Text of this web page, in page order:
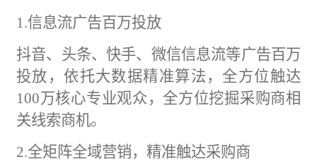
1.信息流广告百万投放
抖音、头条、快手、微信信息流等广告百万
投放，依托大数据精准算法，全方位触达
100万核心专业观众，全方位挖掘采购商相
关线索商机。
2.全矩阵全域营销，精准触达采购商